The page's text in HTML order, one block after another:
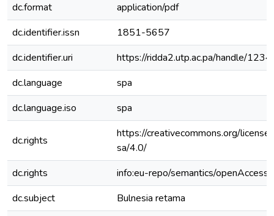
dc.format
application/pdf
dc.identifier.issn
1851-5657
dc.identifier.uri
https://ridda2.utp.ac.pa/handle/
dc.language
spa
dc.language.iso
spa
dc.rights
https://creativecommons.org/
sa/4.0/
dc.rights
info:eu-repo/semantics/openAccess
dc.subject
Bulnesia retama